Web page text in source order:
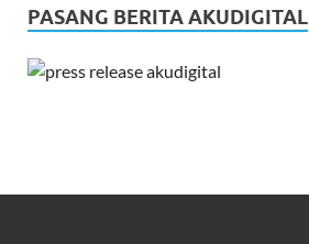
PASANG BERITA AKUDIGITAL